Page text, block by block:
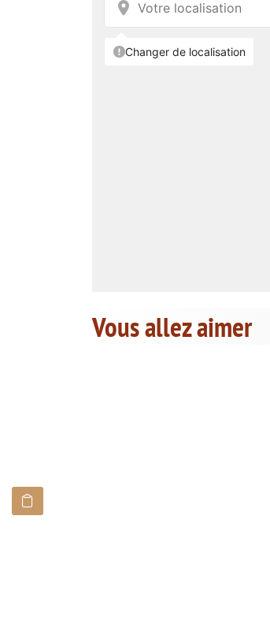
Vous allez aimer